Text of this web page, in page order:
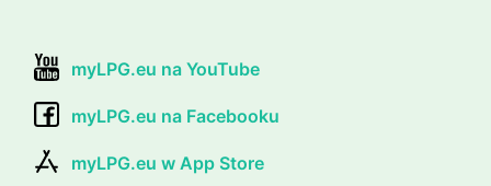
myLPG.eu na YouTube
myLPG.eu na Facebooku
myLPG.eu w App Store